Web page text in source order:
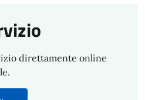
direttamente online